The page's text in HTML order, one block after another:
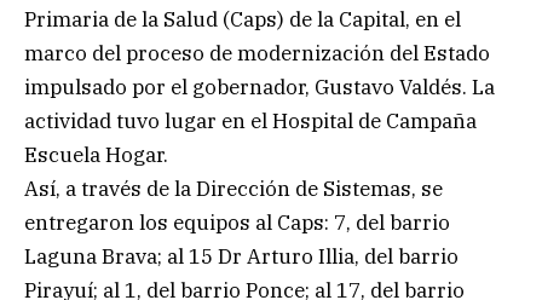
Primaria de la Salud (Caps) de la Capital, en el
marco del proceso de modernización del Estado
impulsado por el gobernador, Gustavo Valdés. La
actividad tuvo lugar en el Hospital de Campaña
Escuela Hogar.
Así, a través de la Dirección de Sistemas, se
entregaron los equipos al Caps: 7, del barrio
Laguna Brava; al 15 Dr Arturo Illia, del barrio
Pirayuí; al 1, del barrio Ponce; al 17, del barrio